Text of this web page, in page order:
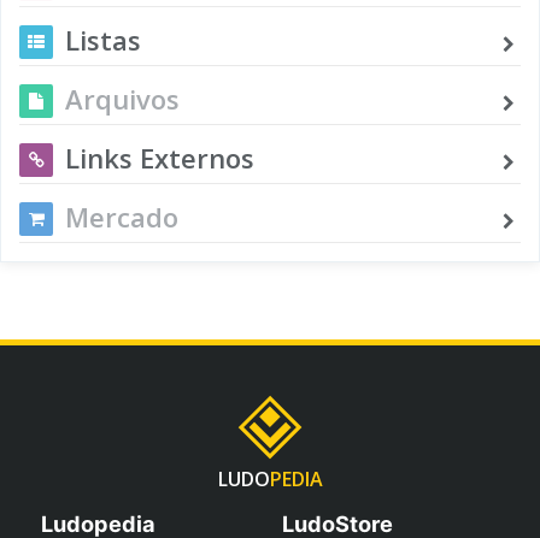
Listas
Arquivos
Links Externos
Mercado
LUDOPEDIA
Ludopedia
LudoStore